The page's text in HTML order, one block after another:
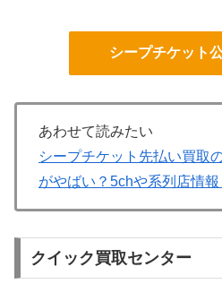
シープチケット
あわせて読みたい
シープチケット先払い買取
がやばい？5chや系列店情報
クイック買取センター